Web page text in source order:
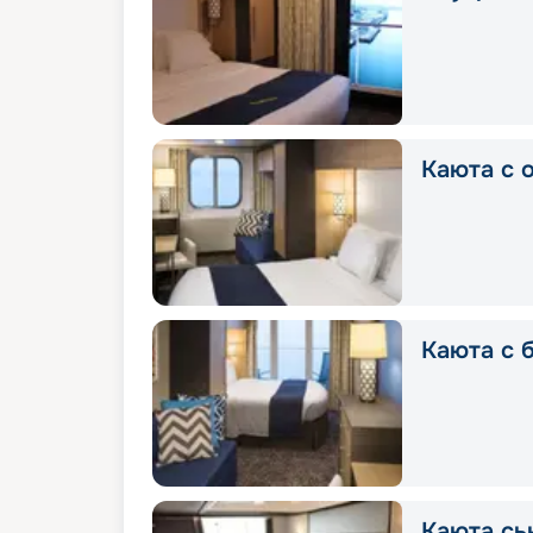
Каюта с
Каюта с